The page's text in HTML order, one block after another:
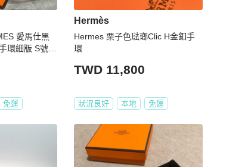
愛馬仕黑
環細版 S號 R
免運
Hermès
Hermes 栗子色琺瑯Clic H金釦手
環
TWD 11,800
狀況良好 本地 免運